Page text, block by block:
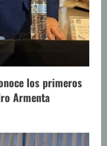
los primeros
Armenta